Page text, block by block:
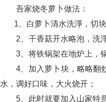
吾家烧冬萝卜做法：
1、白萝卜清水洗淨，切块
2、干香菇开水略泡，洗淨
3、将铁锅架在地炉上，锅
4、加入萝卜块，略略翻炒
水，调好口味，大火烧开；
5、此时就要加入山家特意